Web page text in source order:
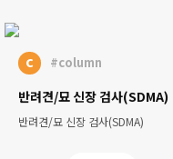
c #column
반려견/묘 신장 검사(SDMA)
반려견/묘 신장 검사(SDMA)